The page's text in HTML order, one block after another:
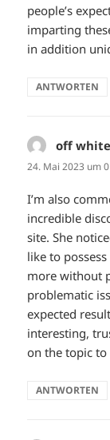
people’s
imparting
in addition
ANTWORTEN
off white
24. Mai 2023 um
I’m also
incredible
site. She
like to
more without
problematic
expected
interesting,
on the topic to
ANTWORTEN